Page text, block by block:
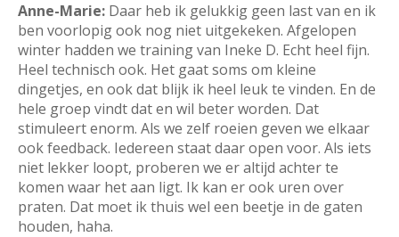
Anne-Marie: Daar heb ik gelukkig geen last van en ik
ben voorlopig ook nog niet uitgekeken. Afgelopen
winter hadden we training van Ineke D. Echt heel fijn.
Heel technisch ook. Het gaat soms om kleine
dingetjes, en ook dat blijk ik heel leuk te vinden. En de
hele groep vindt dat en wil beter worden. Dat
stimuleert enorm. Als we zelf roeien geven we elkaar
ook feedback. Iedereen staat daar open voor. Als iets
niet lekker loopt, proberen we er altijd achter te
komen waar het aan ligt. Ik kan er ook uren over
praten. Dat moet ik thuis wel een beetje in de gaten
houden, haha.